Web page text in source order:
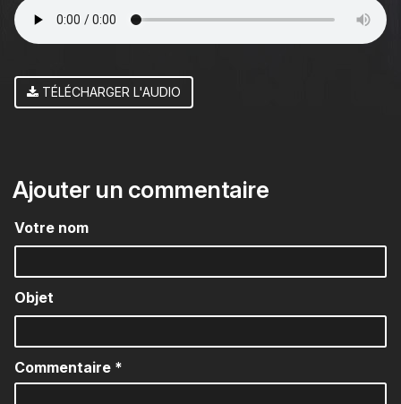
TÉLÉCHARGER L'AUDIO
Ajouter un commentaire
Votre nom
Objet
Commentaire *